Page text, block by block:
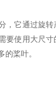
它通过旋转
要使用大尺
的桨叶。